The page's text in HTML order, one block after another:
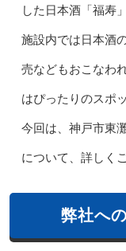
した日本酒「福寿
施設内では日本酒
売などもおこなわ
はぴったりのスポ
今回は、神戸市東
について、詳しく
弊社へ